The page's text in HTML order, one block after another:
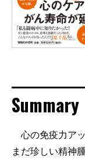
Summary
心の免疫力ア
まだ珍しい精神